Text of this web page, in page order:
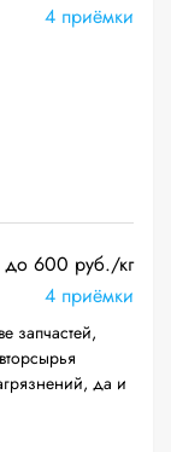
4 приёмки
до 600 руб./кг
4 приёмки
запчастей,
да и